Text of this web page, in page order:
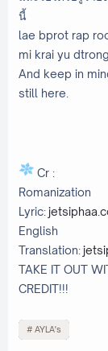
นี้
lae bprot rap
mi krai yu
And keep in
still here.
Cr :
Romanization
Lyric:
English
Translation:
TAKE IT OUT
CREDIT!!!
AYLA's